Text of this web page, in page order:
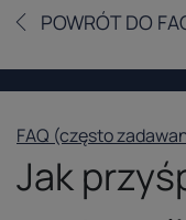
POWRÓT DO
FAQ (często
Jak